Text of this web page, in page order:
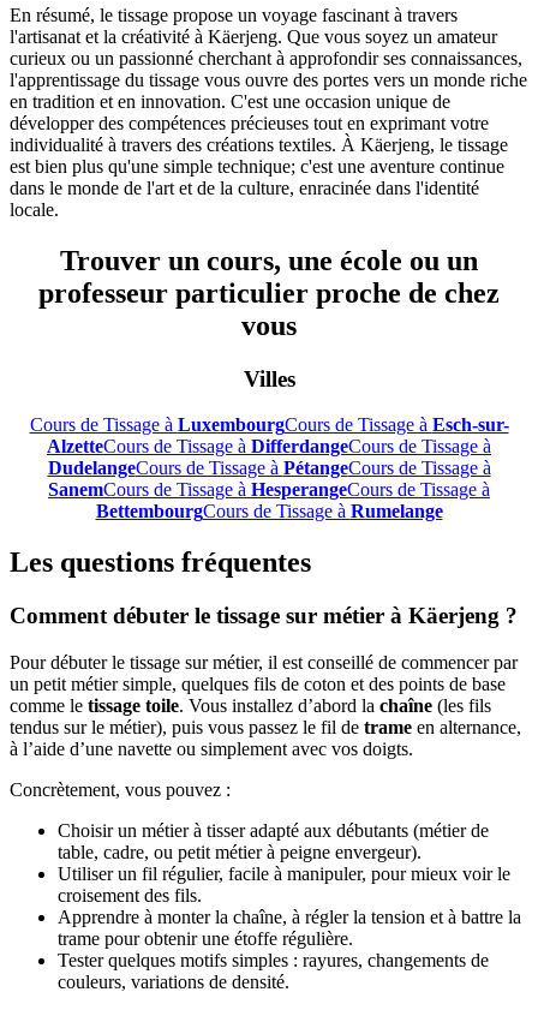
En résumé, le tissage propose un voyage fascinant à travers
l'artisanat et la créativité à Käerjeng. Que vous soyez un amateur
curieux ou un passionné cherchant à approfondir ses connaissances,
l'apprentissage du tissage vous ouvre des portes vers un monde riche
en tradition et en innovation. C'est une occasion unique de
développer des compétences précieuses tout en exprimant votre
individualité à travers des créations textiles. À Käerjeng, le tissage
est bien plus qu'une simple technique; c'est une aventure continue
dans le monde de l'art et de la culture, enracinée dans l'identité
locale.
Trouver un cours, une école ou un
professeur particulier proche de chez
vous
Villes
Cours de Tissage à LuxembourgCours de Tissage à Esch-sur-
AlzetteCours de Tissage à DifferdangeCours de Tissage à
DudelangeCours de Tissage à PétangeCours de Tissage à
SanemCours de Tissage à HesperangeCours de Tissage à
BettembourgCours de Tissage à Rumelange
Les questions fréquentes
Comment débuter le tissage sur métier à Käerjeng ?
Pour débuter le tissage sur métier, il est conseillé de commencer par
un petit métier simple, quelques fils de coton et des points de base
comme le tissage toile. Vous installez d’abord la chaîne (les fils
tendus sur le métier), puis vous passez le fil de trame en alternance,
à l’aide d’une navette ou simplement avec vos doigts.
Concrètement, vous pouvez :
Choisir un métier à tisser adapté aux débutants (métier de
table, cadre, ou petit métier à peigne envergeur).
Utiliser un fil régulier, facile à manipuler, pour mieux voir le
croisement des fils.
Apprendre à monter la chaîne, à régler la tension et à battre la
trame pour obtenir une étoffe régulière.
Tester quelques motifs simples : rayures, changements de
couleurs, variations de densité.